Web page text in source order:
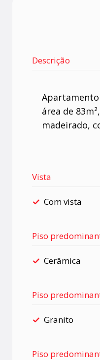
Descrição
área de
madeirado,
Vista
Com vista
Piso
Cerâmica
Piso
Granito
Piso